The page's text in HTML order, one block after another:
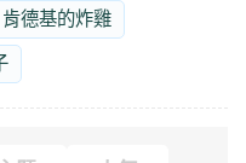
肯德基的炸雞